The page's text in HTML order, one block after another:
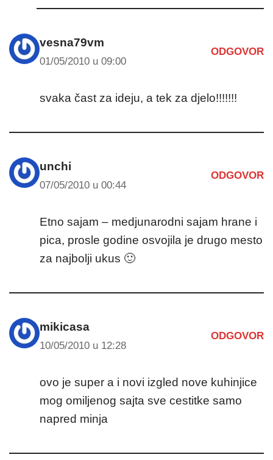
vesna79vm
01/05/2010 u 09:00
ODGOVOR
svaka čast za ideju, a tek za djelo!!!!!!!
unchi
07/05/2010 u 00:44
ODGOVOR
Etno sajam – medjunarodni sajam hrane i
pica, prosle godine osvojila je drugo mesto
za najbolji ukus 🙂
mikicasa
10/05/2010 u 12:28
ODGOVOR
ovo je super a i novi izgled nove kuhinjice
mog omiljenog sajta sve cestitke samo
napred minja